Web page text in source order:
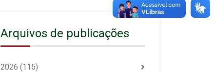
Arquivos de publicações
2026 (115)